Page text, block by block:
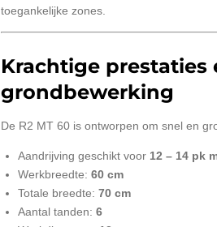
toegankelijke zones.
Krachtige prestaties
grondbewerking
De R2 MT 60 is ontworpen om snel en
Aandrijving geschikt voor 12 – 14 pk
Werkbreedte: 60 cm
Totale breedte: 70 cm
Aantal tanden: 6